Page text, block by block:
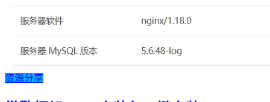
资源分享